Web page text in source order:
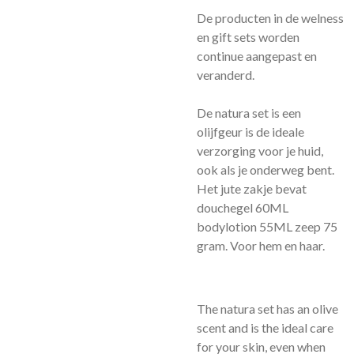
De producten in de welness
en gift sets worden
continue aangepast en
veranderd.
De natura set is een
olijfgeur is de ideale
verzorging voor je huid,
ook als je onderweg bent.
Het jute zakje bevat
douchegel 60ML
bodylotion 55ML zeep 75
gram. Voor hem en haar.
The natura set has an olive
scent and is the ideal care
for your skin, even when